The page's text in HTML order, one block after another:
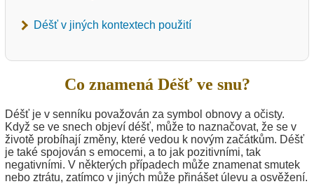
Déšť v jiných kontextech použití
Co znamená Déšť ve snu?
Déšť je v senníku považován za symbol obnovy a očisty.
Když se ve snech objeví déšť, může to naznačovat, že se v
životě probíhají změny, které vedou k novým začátkům. Déšť
je také spojován s emocemi, a to jak pozitivními, tak
negativními. V některých případech může znamenat smutek
nebo ztrátu, zatímco v jiných může přinášet úlevu a osvěžení.